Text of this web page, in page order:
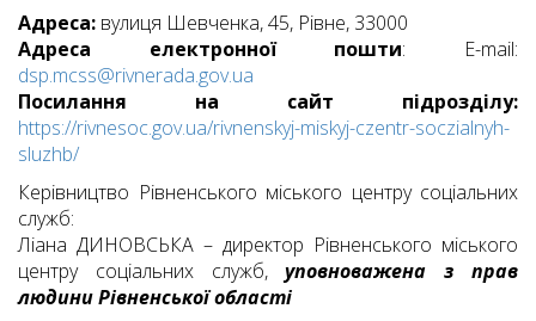
Адреса: вулиця Шевченка, 45, Рівне, 33000
Адреса електронної пошти: E-mail:
dsp.mcss@rivnerada.gov.ua
Посилання на сайт підрозділу:
https://rivnesoc.gov.ua/rivnenskyj-miskyj-czentr-soczialnyh-
sluzhb/
Керівництво Рівненського міського центру соціальних
служб:
Ліана ДИНОВСЬКА – директор Рівненського міського
центру соціальних служб,уповноважена з прав
людини Рівненської області